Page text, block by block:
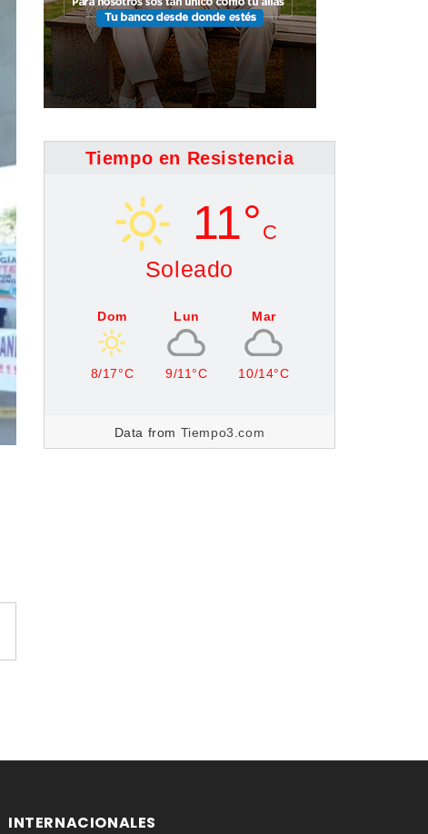
Tiempo en Resistencia
11° C
Soleado
Dom
8/17°C
Lun
9/11°C
Mar
10/14°C
Data from Tiempo3.com
INTERNACIONALES